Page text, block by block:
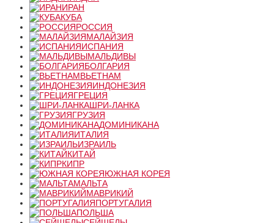
ИРАН
КУБА
РОССИЯ
МАЛАЙЗИЯ
ИСПАНИЯ
МАЛЬДИВЫ
БОЛГАРИЯ
ВЬЕТНАМ
ИНДОНЕЗИЯ
ГРЕЦИЯ
ШРИ-ЛАНКА
ГРУЗИЯ
ДОМИНИКАНА
ИТАЛИЯ
ИЗРАИЛЬ
КИТАЙ
КИПР
ЮЖНАЯ КОРЕЯ
МАЛЬТА
МАВРИКИЙ
ПОРТУГАЛИЯ
ПОЛЬША